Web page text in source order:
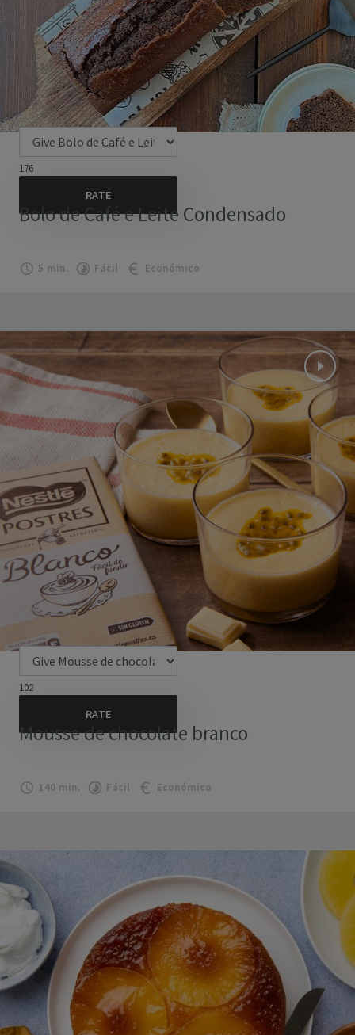
176
Bolo de Café e Leite Condensado
5 min. Fácil Económico
102
Mousse de chocolate branco
140 min. Fácil Económico